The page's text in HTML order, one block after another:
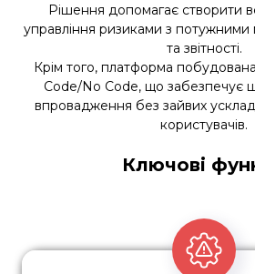
Рішення допомагає створити
управління ризиками з потужними
та звітності.
Крім того, платформа
Code/No Code, що забезпечує
впровадження без зайвих
користувачів.
Ключові